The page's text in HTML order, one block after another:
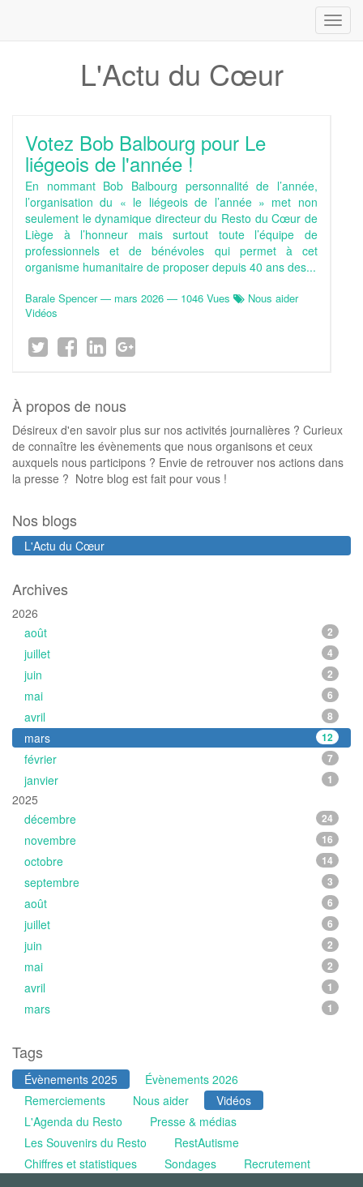
L'Actu du Cœur
Votez Bob Balbourg pour Le
liégeois de l'année !
En nommant Bob Balbourg personnalité de l’année,
l’organisation du « le liégeois de l’année » met non
seulement le dynamique directeur du Resto du Cœur de
Liège à l’honneur mais surtout toute l’équipe de
professionnels et de bénévoles qui permet à cet
organisme humanitaire de proposer depuis 40 ans des...
Barale Spencer— mars 2026 — 1046 Vues
Nous aider
Vidéos
À propos de nous
Désireux d'en savoir plus sur nos activités journalières ? Curieux
de connaître les évènements que nous organisons et ceux
auxquels nous participons ? Envie de retrouver nos actions dans
la presse ? Notre blog est fait pour vous !
Nos blogs
L'Actu du Cœur
Archives
2026
août
2
juillet 4
juin 2
mai 6
avril 8
mars 12
février 7
janvier 1
2025
décembre
24
novembre 16
octobre 14
septembre 3
août 6
juillet 6
juin 2
mai 2
avril 1
mars 1
Tags
Évènements 2025
Évènements 2026
Remerciements
Nous aider
Vidéos
L'Agenda du Resto
Presse & médias
Les Souvenirs du Resto
RestAutisme
Chiffres et statistiques
Sondages Recrutement